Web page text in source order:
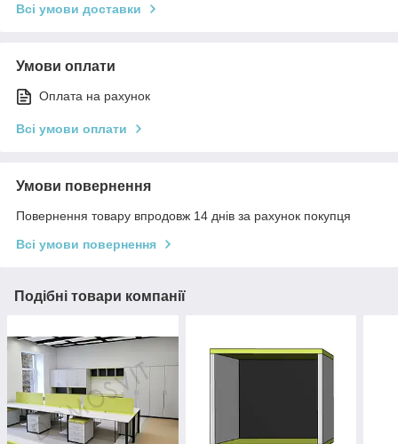
Всі умови доставки
Умови оплати
Оплата на рахунок
Всі умови оплати
Умови повернення
Повернення товару впродовж 14 днів за рахунок покупця
Всі умови повернення
Подібні товари компанії